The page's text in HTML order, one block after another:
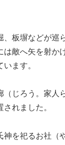
、板塀などが巡
は敵へ矢を射か
ます。
（じろう。家人
されました。
神を祀るお社（